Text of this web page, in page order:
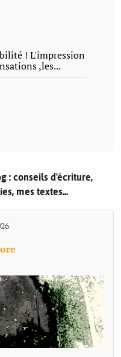
! L'impression
,les...
: conseils d'écriture,
mes textes...